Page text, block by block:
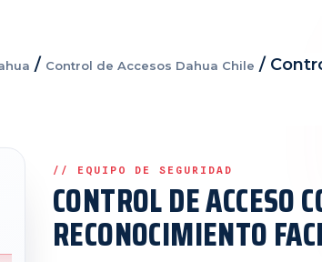
/ Control de Accesos Dahua Chile /
CONTROL DE ACCESO
RECONOCIMIENTO